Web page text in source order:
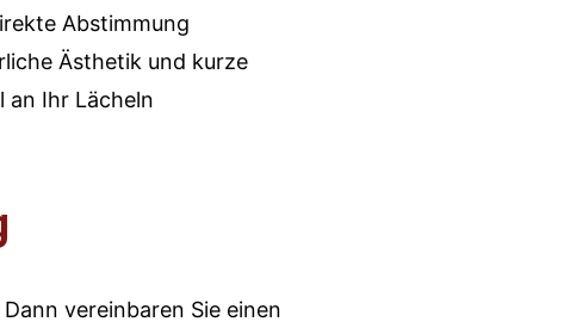
Abstimmung
Ästhetik und kurze
an Ihr Lächeln
vereinbaren Sie einen